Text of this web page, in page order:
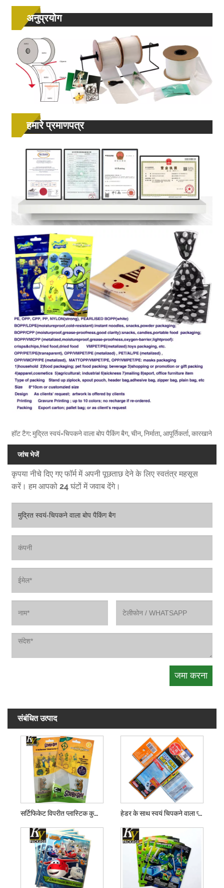
अनुप्रयोग
हमारे प्रमाणपत्र
हॉट टैग: मुद्रित स्वयं-चिपकने वाला बोप पैकिंग बैग, चीन, निर्माता, आपूर्तिकर्ता, कारखाने
जांच भेजें
कृपया नीचे दिए गए फॉर्म में अपनी पूछताछ देने के लिए स्वतंत्र महसूस
करें। हम आपको 24 घंटों में जवाब देंगे।
संबंधित उत्पाद
सर्टिफिकेट विपरीत प्लास्टिक कुकी बैग हेडर के साथ स्वयं चिपकने वाला प्लास्टिक बैग